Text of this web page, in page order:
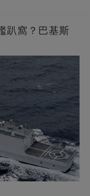
趴窩？巴基斯